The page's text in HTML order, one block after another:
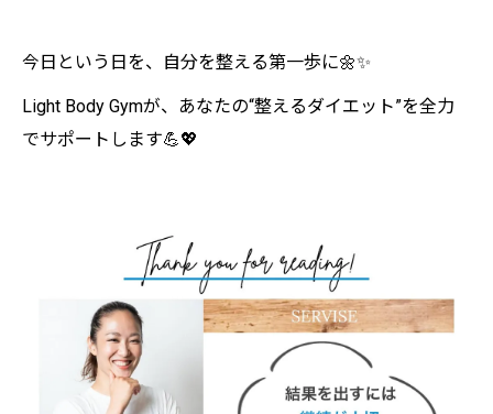
今日という日を、自分を整える第一歩に🌼✨
Light Body Gymが、あなたの“整えるダイエット”を全力
でサポートします💪💖